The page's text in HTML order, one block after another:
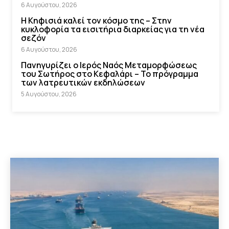
6 Αυγούστου, 2026
Η Κηφισιά καλεί τον κόσμο της – Στην
κυκλοφορία τα εισιτήρια διαρκείας για τη νέα
σεζόν
6 Αυγούστου, 2026
Πανηγυρίζει ο Ιερός Ναός Μεταμορφώσεως
του Σωτήρος στο Κεφαλάρι – Το πρόγραμμα
των λατρευτικών εκδηλώσεων
5 Αυγούστου, 2026